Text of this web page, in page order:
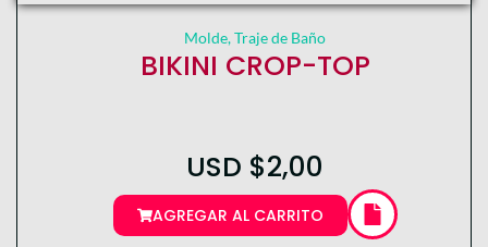
Molde,Traje de Baño
BIKINI CROP-TOP
USD $2,00
AGREGAR AL CARRITO